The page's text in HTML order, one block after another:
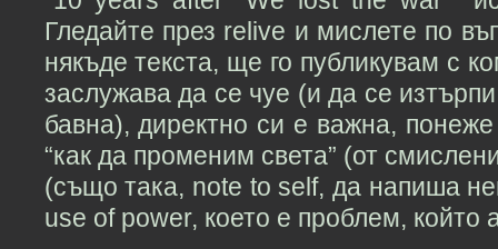
Гледайте през relive и мислете по
някъде текста, ще го публикувам с
заслужава да се чуе (и да се
бавна), директно си е важна,
“как да променим света” (от
(също така, note to self, да напиша
use of power, което е проблем, който